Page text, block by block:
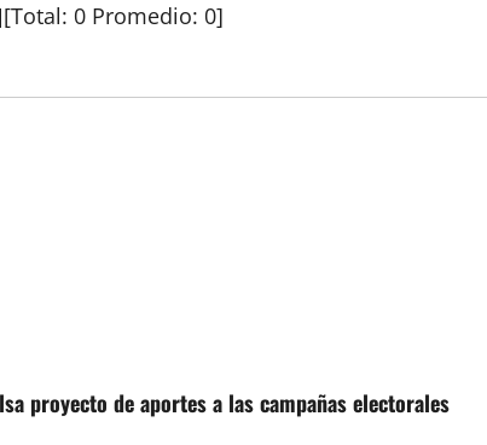
[Total: 0 Promedio: 0]
proyecto de aportes a las campañas electorales